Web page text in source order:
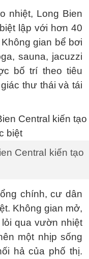
nhiệt, Long Bien
lập với hơn 40
gian bể bơi
sauna, jacuzzi
bố trí theo tiêu
thư thái và tái
Central kiến tạo
chính, cư dân
Không gian mở,
qua vườn nhiệt
một nhịp sống
hả của phố thị.